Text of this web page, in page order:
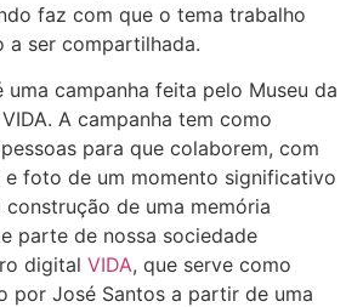
faz com que o tema trabalho
a ser compartilhada.
uma campanha feita pelo Museu da
A campanha tem como
para que colaborem, com
e foto de um momento significativo
construção de uma memória
parte de nossa sociedade
digital VIDA, que serve como
por José Santos a partir de uma